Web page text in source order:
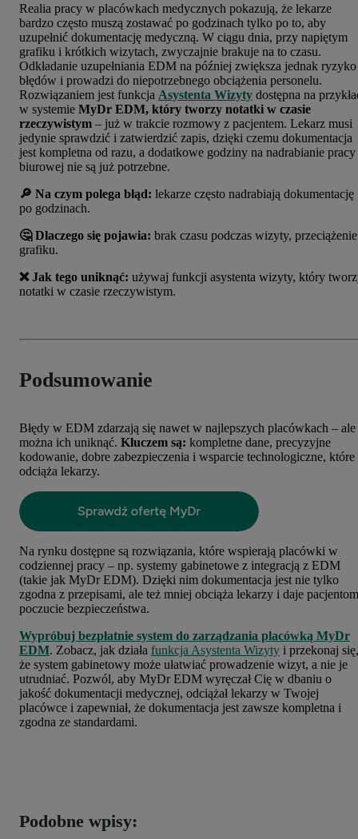
Realia pracy w placówkach medycznych pokazują, że lekarze
bardzo często muszą zostawać po godzinach tylko po to, aby
uzupełnić dokumentację medyczną. W ciągu dnia, przy napiętym
grafiku i krótkich wizytach, zwyczajnie brakuje na to czasu.
Odkładanie uzupełniania EDM na później zwiększa jednak ryzyko
błędów i prowadzi do niepotrzebnego obciążenia personelu.
Rozwiązaniem jest funkcja Asystenta Wizyty dostępna na
w systemie MyDr EDM, który tworzy notatki w czasie
rzeczywistym – już w trakcie rozmowy z pacjentem. Lekarz musi
jedynie sprawdzić i zatwierdzić zapis, dzięki czemu dokumentacja
jest kompletna od razu, a dodatkowe godziny na nadrabianie pracy
biurowej nie są już potrzebne.
🔎 Na czym polega błąd: lekarze często nadrabiają dokumentację
po godzinach.
🤔 Dlaczego się pojawia: brak czasu podczas wizyty, przeciążenie
grafiku.
❌Jak tego uniknąć: używaj funkcji asystenta wizyty, który
notatki w czasie rzeczywistym.
Podsumowanie
Błędy w EDM zdarzają się nawet w najlepszych placówkach – ale
można ich uniknąć. Kluczem są: kompletne dane, precyzyjne
kodowanie, dobre zabezpieczenia i wsparcie technologiczne, które
odciąża lekarzy.
Na rynku dostępne są rozwiązania, które wspierają placówki w
codziennej pracy – np. systemy gabinetowe z integracją z EDM
(takie jak MyDr EDM). Dzięki nim dokumentacja jest nie tylko
zgodna z przepisami, ale też mniej obciąża lekarzy i daje pacjentom
poczucie bezpieczeństwa.
Wypróbuj bezpłatnie system do zarządzania placówką MyDr
EDM. Zobacz, jak działa funkcja Asystenta Wizyty i przekonaj się,
że system gabinetowy może ułatwiać prowadzenie wizyt, a nie je
utrudniać. Pozwól, aby MyDr EDM wyręczał Cię w dbaniu o
jakość dokumentacji medycznej, odciążał lekarzy w Twojej
placówce i zapewniał, że dokumentacja jest zawsze kompletna i
zgodna ze standardami.
Podobne wpisy: